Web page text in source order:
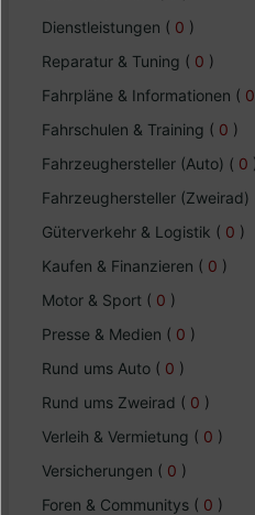
Dienstleistungen ( 0 )
Reparatur & Tuning ( 0 )
Fahrpläne & Informationen ( 0
Fahrschulen & Training ( 0 )
Fahrzeughersteller (Auto) ( 0
Fahrzeughersteller (Zweirad)
Güterverkehr & Logistik ( 0 )
Kaufen & Finanzieren ( 0 )
Motor & Sport ( 0 )
Presse & Medien ( 0 )
Rund ums Auto ( 0 )
Rund ums Zweirad ( 0 )
Verleih & Vermietung ( 0 )
Versicherungen ( 0 )
Foren & Communitys ( 0 )